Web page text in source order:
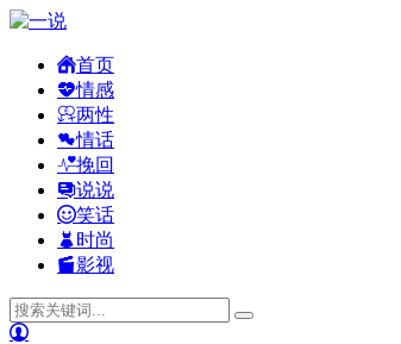
首页
情感
两性
情话
挽回
说说
笑话
时尚
影视